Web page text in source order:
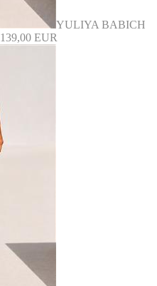
YULIYA BABICH
139,00 EUR